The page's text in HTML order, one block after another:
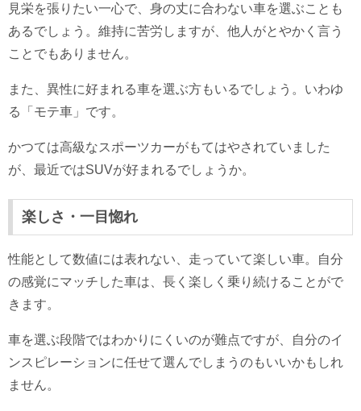
見栄を張りたい一心で、身の丈に合わない車を選ぶことも
あるでしょう。維持に苦労しますが、他人がとやかく言う
ことでもありません。
また、異性に好まれる車を選ぶ方もいるでしょう。いわゆ
る「モテ車」です。
かつては高級なスポーツカーがもてはやされていました
が、最近ではSUVが好まれるでしょうか。
楽しさ・一目惚れ
性能として数値には表れない、走っていて楽しい車。自分
の感覚にマッチした車は、長く楽しく乗り続けることがで
きます。
車を選ぶ段階ではわかりにくいのが難点ですが、自分のイ
ンスピレーションに任せて選んでしまうのもいいかもしれ
ません。